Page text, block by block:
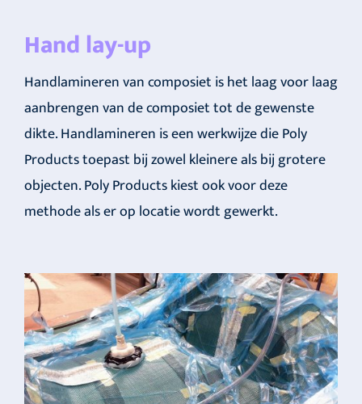
Hand lay-up
Handlamineren van composiet is het laag voor laag
aanbrengen van de composiet tot de gewenste
dikte. Handlamineren is een werkwijze die Poly
Products toepast bij zowel kleinere als bij grotere
objecten. Poly Products kiest ook voor deze
methode als er op locatie wordt gewerkt.